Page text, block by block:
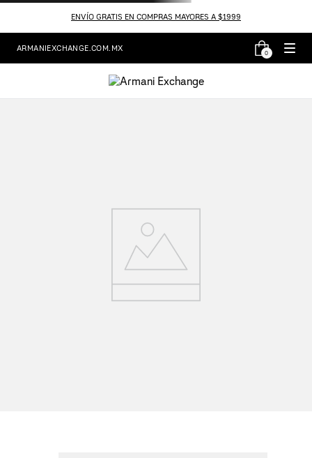
ENVÍO GRATIS EN COMPRAS MAYORES A $1999
ARMANIEXCHANGE.COM.MX 0